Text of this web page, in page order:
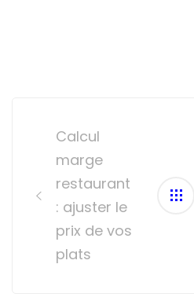
navigation
Calcul
marge
restaurant
: ajuster le
prix de vos
plats